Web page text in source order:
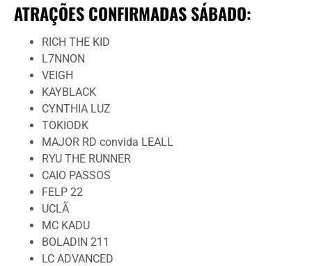
ATRAÇÕES CONFIRMADAS SÁBADO:
RICH THE KID
L7NNON
VEIGH
KAYBLACK
CYNTHIA LUZ
TOKIODK
MAJOR RD convida LEALL
RYU THE RUNNER
CAIO PASSOS
FELP 22
UCLÃ
MC KADU
BOLADIN 211
LC ADVANCED